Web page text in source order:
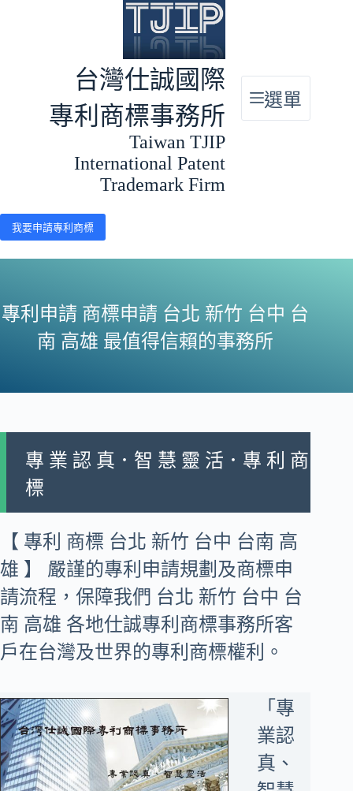
台灣仕誠國際
專利商標事務所
Taiwan TJIP
International Patent
Trademark Firm
選單
我要申請專利商標
專利申請 商標申請 台北 新竹 台中 台
南 高雄 最值得信賴的事務所
專 業 認 真．智 慧 靈 活．專 利 商
標
【 專利 商標 台北 新竹 台中 台南 高
雄 】 嚴謹的專利申請規劃及商標申
請流程，保障我們 台北 新竹 台中 台
南 高雄 各地仕誠專利商標事務所客
戶在台灣及世界的專利商標權利。
「專
業認
真、